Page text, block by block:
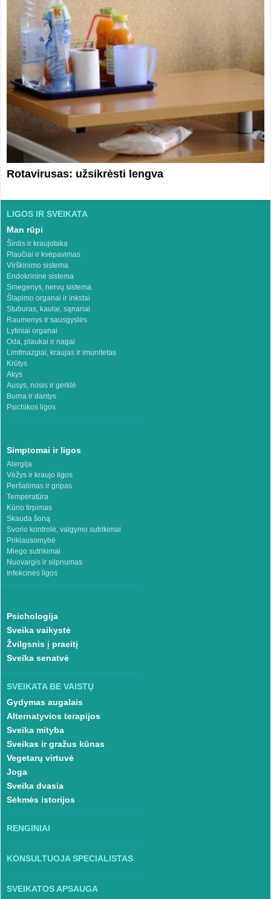
Rotavirusas: užsikrėsti lengva
LIGOS IR SVEIKATA
Man rūpi
Širdis ir kraujotaka
Plaučiai ir kvėpavimas
Virškinimo sistema
Endokrininė sistema
Smegenys, nervų sistema
Šlapimo organai ir inkstai
Stuburas, kaulai, sąnariai
Raumenys ir sausgyslės
Lytiniai organai
Oda, plaukai ir nagai
Limfmazgiai, kraujas ir imunitetas
Krūtys
Akys
Ausys, nosis ir gerklė
Burna ir dantys
Psichikos ligos
Simptomai ir ligos
Alergija
Vėžys ir kraujo ligos
Peršalimas ir gripas
Temperatūra
Kūno tirpimas
Skauda šoną
Svorio kontrolė, valgymo sutrikimai
Priklausomybė
Miego sutrikimai
Nuovargis ir silpnumas
Infekcinės ligos
Psichologija
Sveika vaikystė
Žvilgsnis į praeitį
Sveika senatvė
SVEIKATA BE VAISTŲ
Gydymas augalais
Alternatyvios terapijos
Sveika mityba
Sveikas ir gražus kūnas
Vegetarų virtuvė
Joga
Sveika dvasia
Sėkmės istorijos
RENGINIAI
KONSULTUOJA SPECIALISTAS
SVEIKATOS APSAUGA